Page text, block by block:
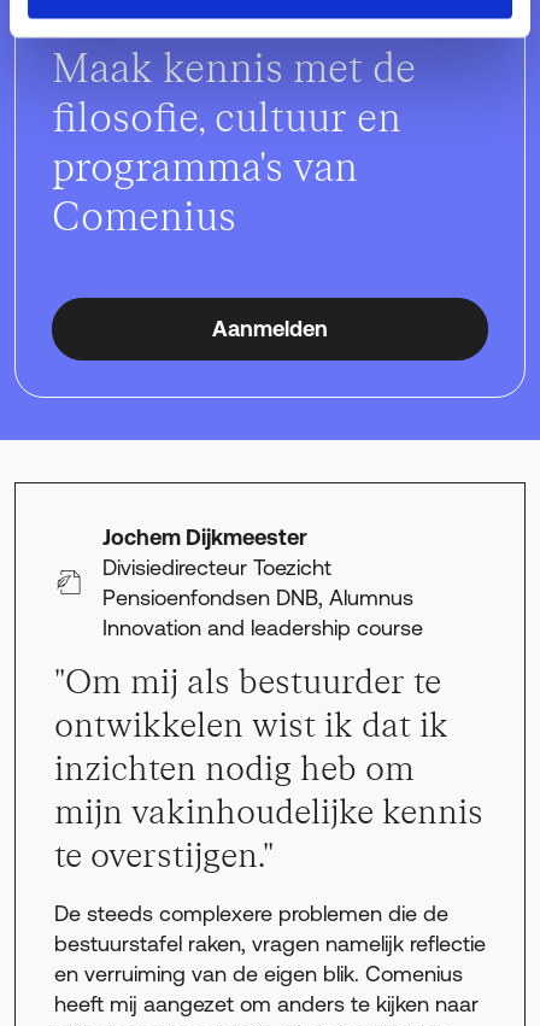
12 november 2026
Maak kennis met de
filosofie, cultuur en
programma's van
Comenius
Aanmelden
Jochem Dijkmeester
Divisiedirecteur Toezicht
Pensioenfondsen DNB, Alumnus
Innovation and leadership course
"Om mij als bestuurder te
ontwikkelen wist ik dat ik
inzichten nodig heb om
mijn vakinhoudelijke kennis
te overstijgen."
De steeds complexere problemen die de
bestuurstafel raken, vragen namelijk reflectie
en verruiming van de eigen blik. Comenius
heeft mij aangezet om anders te kijken naar